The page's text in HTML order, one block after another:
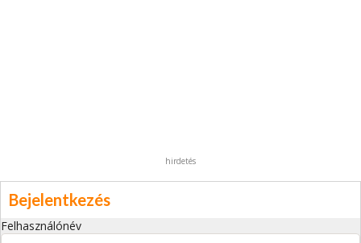
hirdetés
Bejelentkezés
Felhasználónév